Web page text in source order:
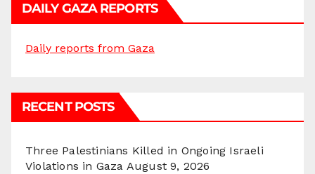
DAILY GAZA REPORTS
Daily reports from Gaza
RECENT POSTS
Three Palestinians Killed in Ongoing Israeli
Violations in Gaza August 9, 2026